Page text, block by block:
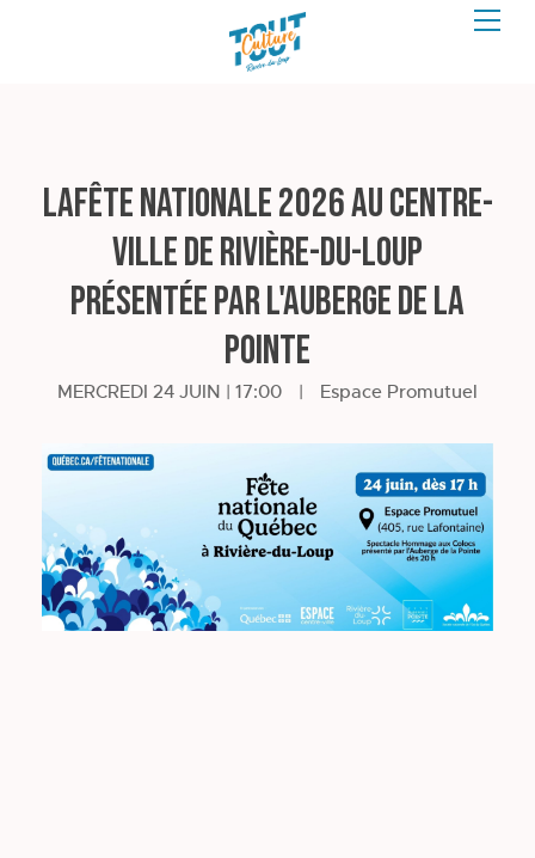
LAFête Nationale 2026 au centre-
ville de Rivière-du-Loup
présentée par l'Auberge de la
Pointe
MERCREDI 24 JUIN | 17:00 | Espace Promutuel